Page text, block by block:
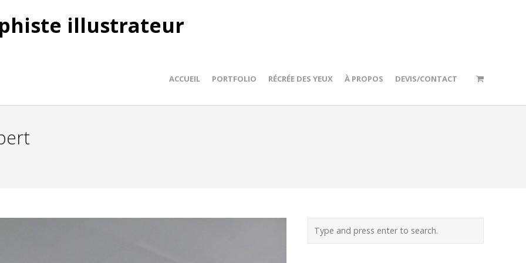
illustrateur
ACCUEIL PORTFOLIO RÉCRÉE DES YEUX À PROPOS DEVIS/CONTACT